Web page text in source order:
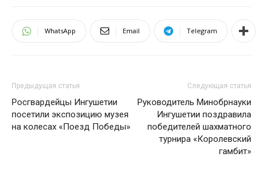
WhatsApp Email Telegram
Предыдущая статья
Росгвардейцы Ингушетии
посетили экспозицию музея
на колесах «Поезд Победы»
Следующая статья
Руководитель Минобрнауки
Ингушетии поздравила
победителей шахматного
турнира «Королевский
гамбит»